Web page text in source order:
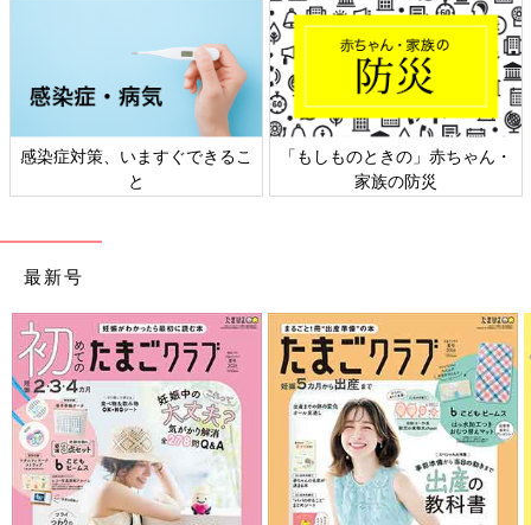
日本外来小児科学会リーフレッ
ト検討会
六星占術 細木かおりさんの人生
相談
最新号